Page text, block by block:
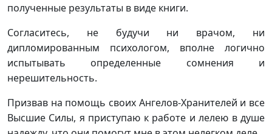
полученные результаты в виде книги.
Согласитесь, не будучи ни врачом, ни
дипломированным психологом, вполне логично
испытывать определенные сомнения и
нерешительность.
Призвав на помощь своих Ангелов-Хранителей и все
Высшие Силы, я приступаю к работе и лелею в душе